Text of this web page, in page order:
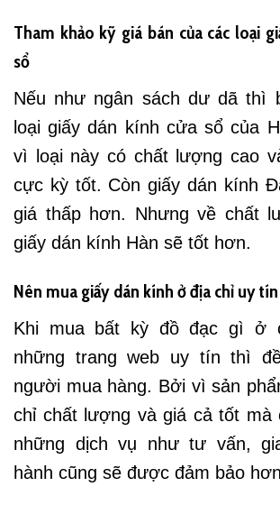
Tham khảo kỹ giá bán của các loại
sổ
Nếu như ngân sách dư dã thì
loại giấy dán kính cửa sổ của
vì loại này có chất lượng cao
cực kỳ tốt. Còn giấy dán kính
giá thấp hơn. Nhưng về chất
giấy dán kính Hàn sẽ tốt hơn.
Nên mua giấy dán kính ở địa chỉ uy tín
Khi mua bất kỳ đồ đạc gì ở
những trang web uy tín thì
người mua hàng. Bởi vì sản
chỉ chất lượng và giá cả tốt mà
những dịch vụ như tư vấn,
hành cũng sẽ được đảm bảo